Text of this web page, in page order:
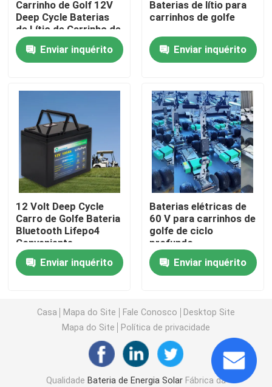
Peça umas citações
Bateria portátil para estação de energia
Energia da bateria da motocicleta
bateria elétrica da bicicleta
Bateria elétrica do "trotinette"
bateria de lítio do carrinho de golfe
Bateria de lítio de alta tensão
armário de armazenamento da energia
Carrinho de Golf 12V
Deep Cycle Baterias
de Lítio de Carrinho de
Golf
Enviar inquérito
Baterias de lítio para
carrinhos de golfe
Enviar inquérito
12 Volt Deep Cycle
Carro de Golfe Bateria
Bluetooth Lifepo4
Conveniente
Enviar inquérito
Baterias elétricas de
60 V para carrinhos de
golfe de ciclo
profundo
Enviar inquérito
Casa Mapa do Site Fale Conosco
Desktop Site
Mapa do Site
Política de privacidade
Qualidade Bateria de Energia SolarFábrica da